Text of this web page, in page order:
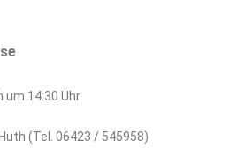
14:30 Uhr
(Tel. 06423 / 545958)